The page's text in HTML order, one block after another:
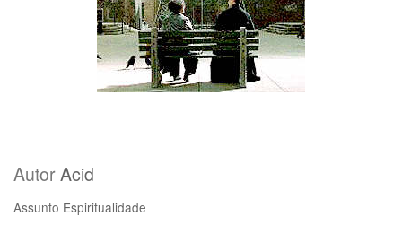
AutorAcid
Assunto Espiritualidade